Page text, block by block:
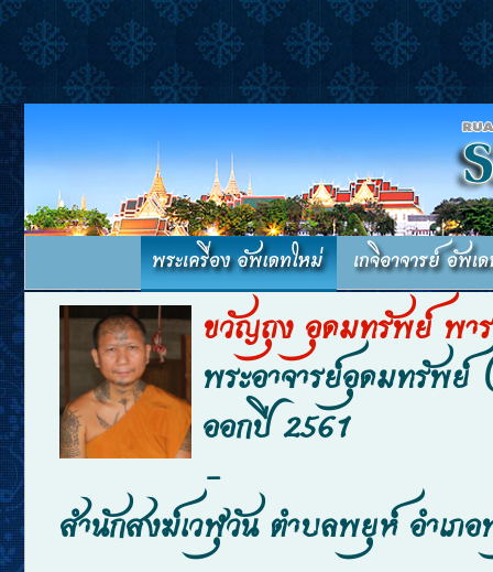
ขวัญถุง อุดมทรัพย์ พา
พระอาจารย์อุดมทรัพ
ออกปี 2561
-
สำนักสงฆ์เวฬุวัน ตำบลพยุห์ อำเภ